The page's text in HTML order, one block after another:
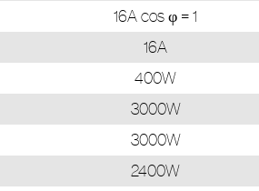
16A cos φ = 1
16A
400W
3000W
3000W
2400W